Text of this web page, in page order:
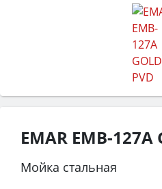
EMAR EMB-127A
Мойка стальная